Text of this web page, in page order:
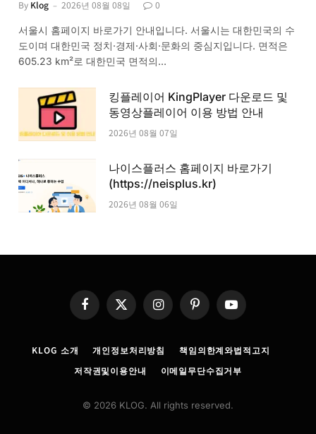
By Klog 2026년 08월 08일 0
서울시 홈페이지 바로가기 안내입니다. 서울시는 대한민국의 수
도이며 대한민국 정치·경제·사회·문화의 중심지입니다. 면적은
605.23 km²로 대한민국 면적의…
킹플레이어 KingPlayer 다운로드 및
동영상플레이어 이용 방법 안내
2026년 08월 07일
나이스플러스 홈페이지 바로가기
(https://neisplus.kr)
2026년 08월 06일
Facebook
X
InstagramPinterestYouTube
KLOG 소개 개인정보처리방침
책임의한계와법적고지
저작권및이용안내
이메일무단수집거부
© 2026 KLOG. All rights reserved.